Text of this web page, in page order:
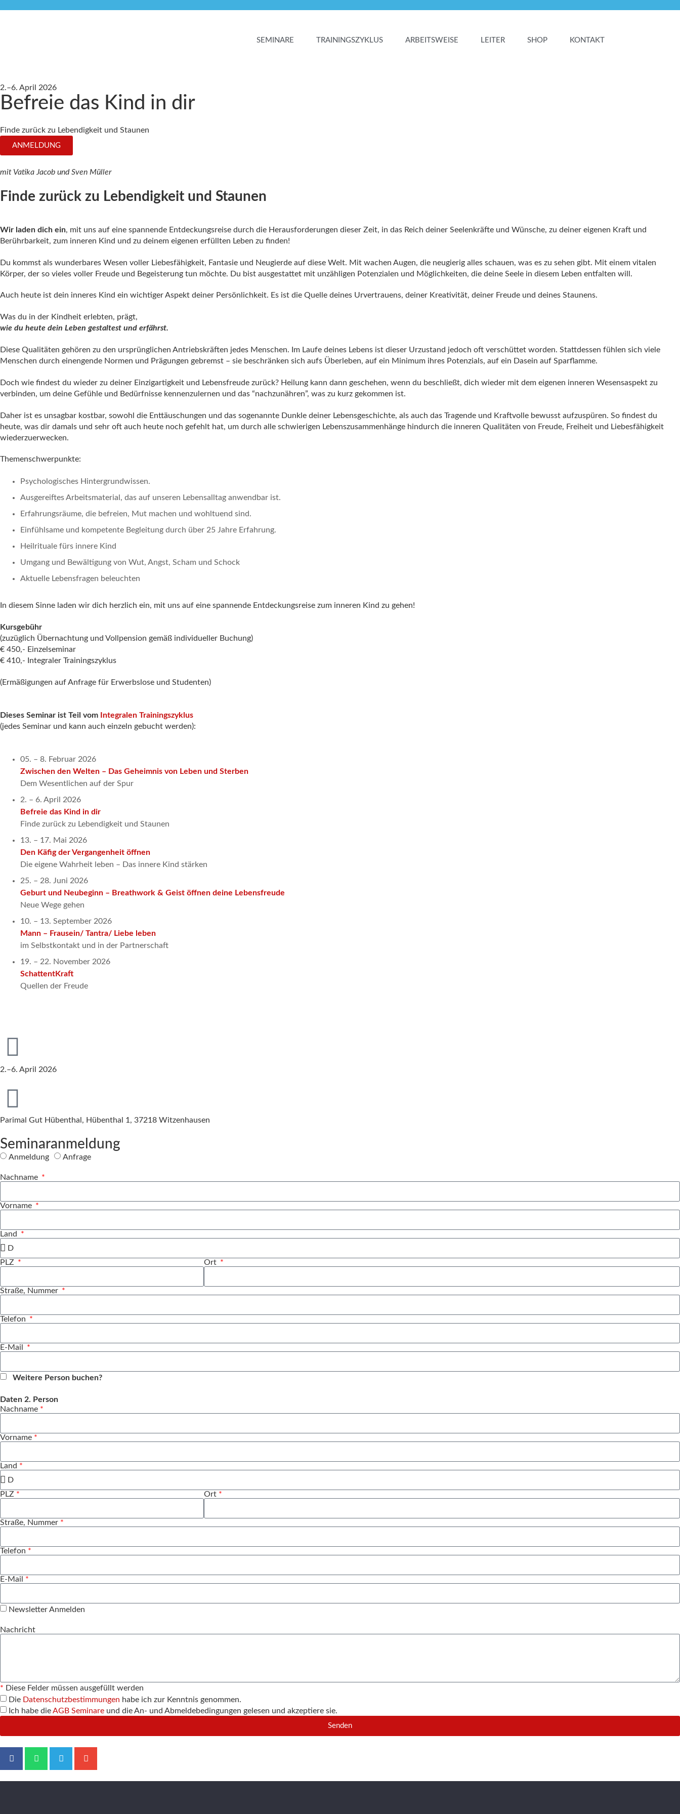
SEMINARE TRAININGSZYKLUS ARBEITSWEISE LEITER SHOP KONTAKT
2.–6. April 2026
Befreie das Kind in dir
Finde zurück zu Lebendigkeit und Staunen
ANMELDUNG
mit Vatika Jacob und Sven Müller
Finde zurück zu Lebendigkeit und Staunen
Wir laden dich ein, mit uns auf eine spannende Entdeckungsreise durch die Herausforderungen dieser Zeit, in das Reich deiner Seelenkräfte und Wünsche, zu deiner eigenen Kraft und
Berührbarkeit, zum inneren Kind und zu deinem eigenen erfüllten Leben zu finden!
Du kommst als wunderbares Wesen voller Liebesfähigkeit, Fantasie und Neugierde auf diese Welt. Mit wachen Augen, die neugierig alles schauen, was es zu sehen gibt. Mit einem vitalen
Körper, der so vieles voller Freude und Begeisterung tun möchte. Du bist ausgestattet mit unzähligen Potenzialen und Möglichkeiten, die deine Seele in diesem Leben entfalten will.
Auch heute ist dein inneres Kind ein wichtiger Aspekt deiner Persönlichkeit. Es ist die Quelle deines Urvertrauens, deiner Kreativität, deiner Freude und deines Staunens.
Was du in der Kindheit erlebten, prägt,
wie du heute dein Leben gestaltest und erfährst.
Diese Qualitäten gehören zu den ursprünglichen Antriebskräften jedes Menschen. Im Laufe deines Lebens ist dieser Urzustand jedoch oft verschüttet worden. Stattdessen fühlen sich viele
Menschen durch einengende Normen und Prägungen gebremst – sie beschränken sich aufs Überleben, auf ein Minimum ihres Potenzials, auf ein Dasein auf Sparflamme.
Doch wie findest du wieder zu deiner Einzigartigkeit und Lebensfreude zurück? Heilung kann dann geschehen, wenn du beschließt, dich wieder mit dem eigenen inneren Wesensaspekt zu
verbinden, um deine Gefühle und Bedürfnisse kennenzulernen und das “nachzunähren”, was zu kurz gekommen ist.
Daher ist es unsagbar kostbar, sowohl die Enttäuschungen und das sogenannte Dunkle deiner Lebensgeschichte, als auch das Tragende und Kraftvolle bewusst aufzuspüren. So findest du
heute, was dir damals und sehr oft auch heute noch gefehlt hat, um durch alle schwierigen Lebenszusammenhänge hindurch die inneren Qualitäten von Freude, Freiheit und Liebesfähigkeit
wiederzuerwecken.
Themenschwerpunkte:
Psychologisches Hintergrundwissen.
Ausgereiftes Arbeitsmaterial, das auf unseren Lebensalltag anwendbar ist.
Erfahrungsräume, die befreien, Mut machen und wohltuend sind.
Einfühlsame und kompetente Begleitung durch über 25 Jahre Erfahrung.
Heilrituale fürs innere Kind
Umgang und Bewältigung von Wut, Angst, Scham und Schock
Aktuelle Lebensfragen beleuchten
In diesem Sinne laden wir dich herzlich ein, mit uns auf eine spannende Entdeckungsreise zum inneren Kind zu gehen!
Kursgebühr
(zuzüglich Übernachtung und Vollpension gemäß individueller Buchung)
€ 450,- Einzelseminar
€ 410,- Integraler Trainingszyklus
(Ermäßigungen auf Anfrage für Erwerbslose und Studenten)
Dieses Seminar ist Teil vom Integralen Trainingszyklus
(jedes Seminar und kann auch einzeln gebucht werden):
05. – 8. Februar 2026
Zwischen den Welten – Das Geheimnis von Leben und Sterben
Dem Wesentlichen auf der Spur
2. – 6. April 2026
Befreie das Kind in dir
Finde zurück zu Lebendigkeit und Staunen
13. – 17. Mai 2026
Den Käfig der Vergangenheit öffnen
Die eigene Wahrheit leben – Das innere Kind stärken
25. – 28. Juni 2026
Geburt und Neubeginn – Breathwork & Geist öffnen deine Lebensfreude
Neue Wege gehen
10. – 13. September 2026
Mann – Frausein/ Tantra/ Liebe leben
im Selbstkontakt und in der Partnerschaft
19. – 22. November 2026
SchattentKraft
Quellen der Freude
2.–6. April 2026
Parimal Gut Hübenthal, Hübenthal 1, 37218 Witzenhausen
Seminaranmeldung
Anmeldung Anfrage
Nachname
Vorname
Land
PLZ Ort
Straße, Nummer
Telefon
E-Mail
Weitere Person buchen?
Daten 2. Person
Nachname *
Vorname *
Land *
PLZ * Ort *
Straße, Nummer *
Telefon *
E-Mail *
Newsletter Anmelden
Nachricht
* Diese Felder müssen ausgefüllt werden
Die Datenschutzbestimmungen habe ich zur Kenntnis genommen.
Ich habe dieAGB Seminare und die An- und Abmeldebedingungen gelesen und akzeptiere sie.
Senden